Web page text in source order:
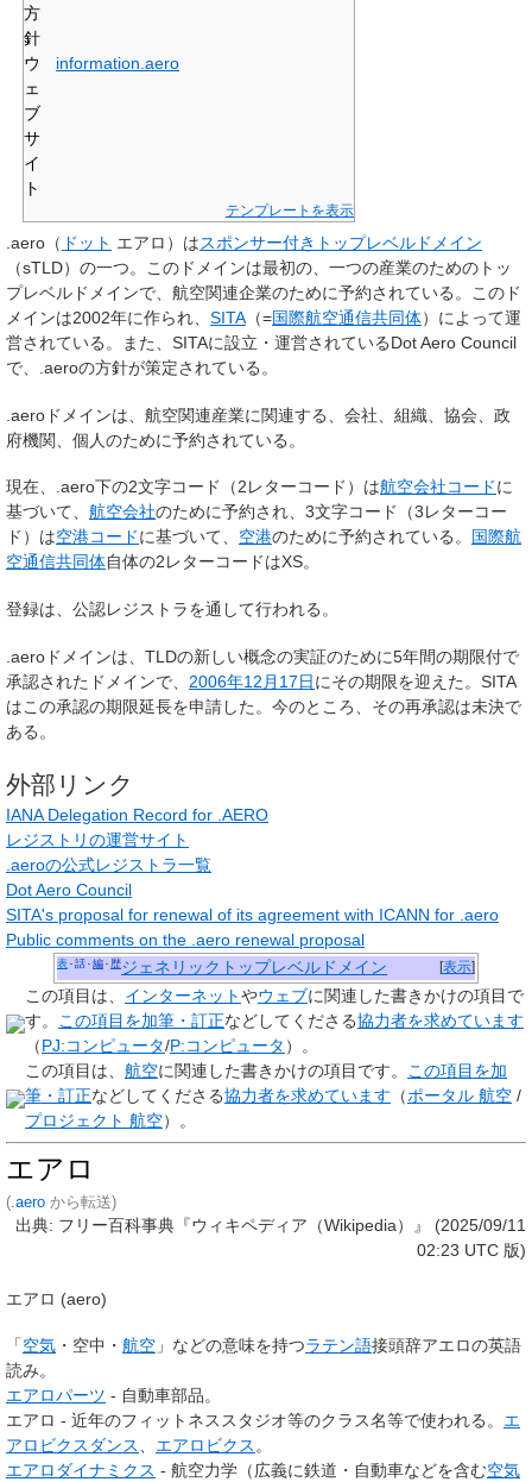
方
針
ウ
ェ
ブ
サ
イ
ト
information.aero
テンプレートを表示
.aero （ ドット エアロ）はスポンサー付きトップレベルドメイン
（sTLD）の一つ。このドメインは最初の、一つの産業のためのトッ
プレベルドメインで、航空関連企業のために予約されている。このド
メインは2002年に作られ、 SITA （=国際航空通信共同体）によって運
営されている。また、SITAに設立・運営されているDot Aero Council
で、.aeroの方針が策定されている。
.aeroドメインは、航空関連産業に関連する、会社、組織、協会、政
府機関、個人のために予約されている。
現在、.aero下の2文字コード（2レターコード）は航空会社コードに
基づいて、 航空会社のために予約され、3文字コード（3レターコー
ド）は空港コードに基づいて、 空港のために予約されている。 国際航
空通信共同体自体の2レターコードはXS。
登録は、公認レジストラを通して行われる。
.aeroドメインは、TLDの新しい概念の実証のために5年間の期限付で
承認されたドメインで、 2006年12月17日にその期限を迎えた。SITA
はこの承認の期限延長を申請した。今のところ、その再承認は未決で
ある。
外部リンク
IANA Delegation Record for .AERO
レジストリの運営サイト
.aeroの公式レジストラ一覧
Dot Aero Council
SITA's proposal for renewal of its agreement with ICANN for .aero
Public comments on the .aero renewal proposal
[表示]
表 話 編 歴ジェネリックトップレベルドメイン
この項目は、 インターネットやウェブに関連した書きかけの項目 で
す。
この項目を加筆・訂正などしてくださる協力者を求めています
（PJ:コンピュータ/P:コンピュータ ）。
この項目は、 航空に関連した書きかけの項目 です。
この項目を加
筆・訂正などしてくださる協力者を求めています （ポータル 航空 /
プロジェクト 航空）。
エアロ
(.aero から転送)
出典: フリー百科事典『ウィキペディア（Wikipedia）』 (2025/09/11
02:23 UTC 版)
エアロ (aero)
「空気 ・空中・ 航空 」などの意味を持つラテン語接頭辞アエロの英語
読み。
エアロパーツ - 自動車部品。
エアロ - 近年のフィットネススタジオ等のクラス名等で使われる。 エ
アロビクスダンス、 エアロビクス。
エアロダイナミクス - 航空力学（広義に鉄道・自動車などを含む空気